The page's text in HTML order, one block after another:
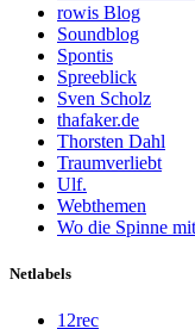
rowis Blog
Soundblog
Spontis
Spreeblick
Sven Scholz
thafaker.de
Thorsten Dahl
Traumverliebt
Ulf.
Webthemen
Wo die Spinne
Netlabels
12rec